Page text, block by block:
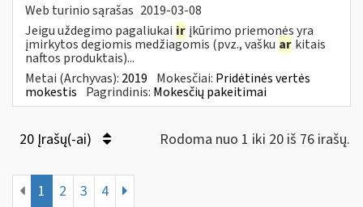
Web turinio sąrašas 2019-03-08
Jeigu uždegimo pagaliukai ir įkūrimo priemonės yra
įmirkytos degiomis medžiagomis (pvz., vašku ar kitais
naftos produktais)...
Metai (Archyvas): 2019 Mokesčiai: Pridėtinės vertės
mokestis Pagrindinis: Mokesčių pakeitimai
20 Įrašų(-ai) Rodoma nuo 1 iki 20 iš 76 irašų.
1 2 3 4